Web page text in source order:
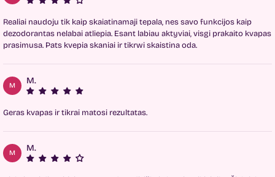
Realiai naudoju tik kaip skaiatinamaji tepala, nes savo funkcijos kaip
dezodorantas nelabai atliepia. Esant labiau aktyviai, visgi prakaito kvapas
prasimusa. Pats kvepia skaniai ir tikrwi skaistina oda.
M M.
Geras kvapas ir tikrai matosi rezultatas.
M M.